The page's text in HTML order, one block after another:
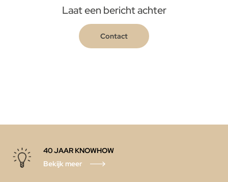
Laat een bericht achter
Contact
40 JAAR KNOWHOW
Bekijk meer